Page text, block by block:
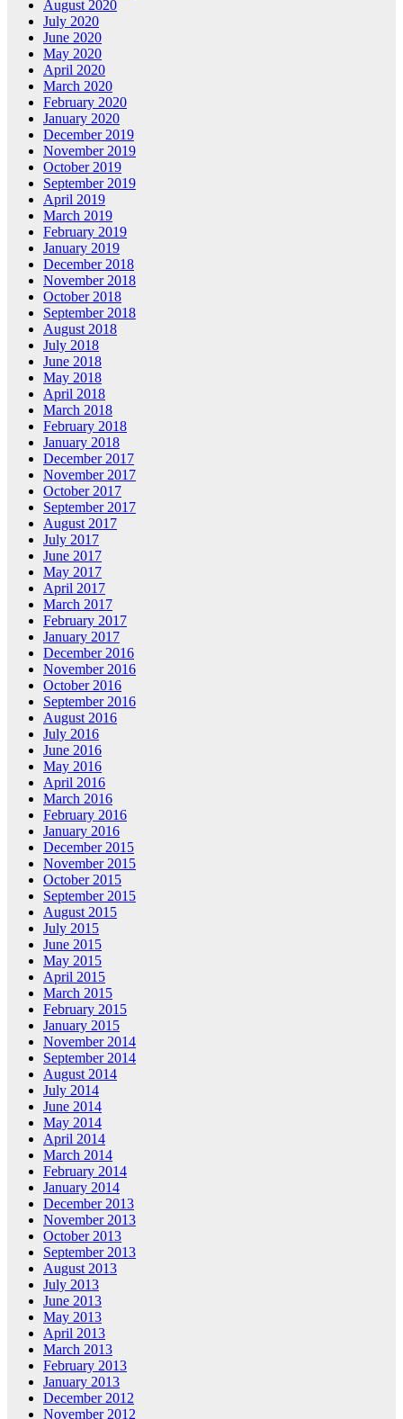
August 2020
July 2020
June 2020
May 2020
April 2020
March 2020
February 2020
January 2020
December 2019
November 2019
October 2019
September 2019
April 2019
March 2019
February 2019
January 2019
December 2018
November 2018
October 2018
September 2018
August 2018
July 2018
June 2018
May 2018
April 2018
March 2018
February 2018
January 2018
December 2017
November 2017
October 2017
September 2017
August 2017
July 2017
June 2017
May 2017
April 2017
March 2017
February 2017
January 2017
December 2016
November 2016
October 2016
September 2016
August 2016
July 2016
June 2016
May 2016
April 2016
March 2016
February 2016
January 2016
December 2015
November 2015
October 2015
September 2015
August 2015
July 2015
June 2015
May 2015
April 2015
March 2015
February 2015
January 2015
November 2014
September 2014
August 2014
July 2014
June 2014
May 2014
April 2014
March 2014
February 2014
January 2014
December 2013
November 2013
October 2013
September 2013
August 2013
July 2013
June 2013
May 2013
April 2013
March 2013
February 2013
January 2013
December 2012
November 2012